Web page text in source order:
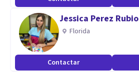
Problemas de Pareja
Trastornos alimenticios
Ansiedad
Depresión
Conflictos familiares
Jessica Perez Rubio
Florida
Contactar